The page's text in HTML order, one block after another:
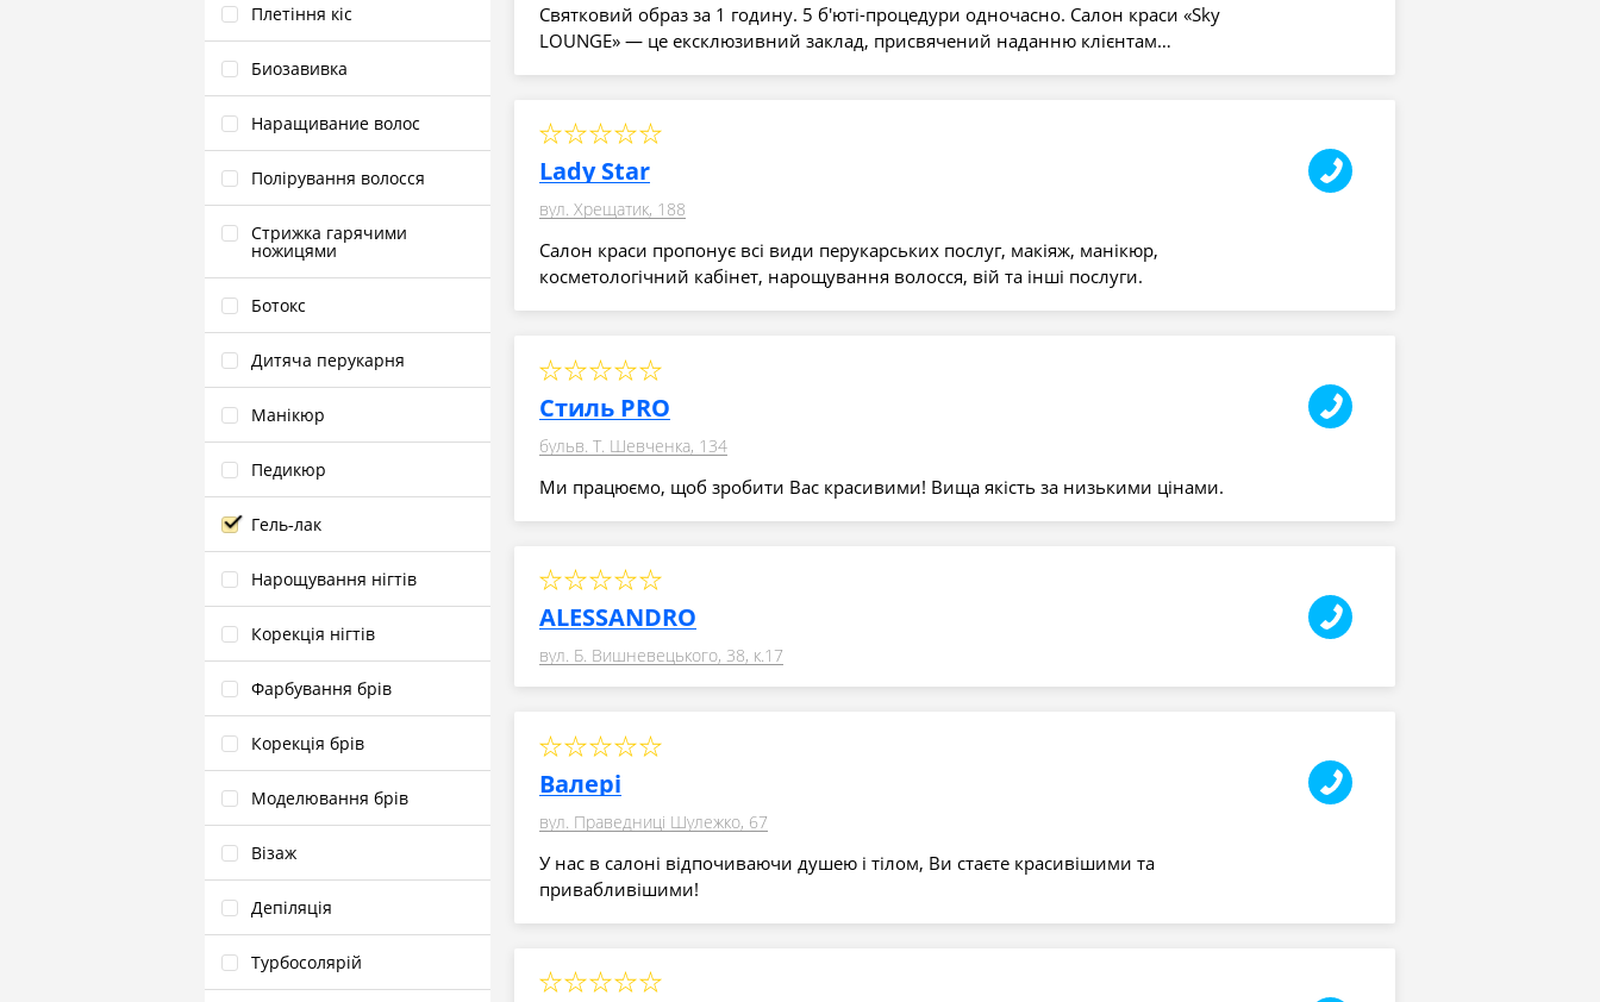
Плетіння кіс
Биозавивка
Наращивание волос
Полірування волосся
Стрижка гарячими
ножицями
Ботокс
Дитяча перукарня
Манікюр
Педикюр
Гель‑лак
Нарощування нігтів
Корекція нігтів
Фарбування брів
Корекція брів
Моделювання брів
Візаж
Депіляція
Турбосолярій
Святковий образ за 1 годину. 5 б'юті-процедури одночасно. Салон краси «Sky
LOUNGE» — це ексклюзивний заклад, присвячений наданню клієнтам…
Lady Star
вул. Хрещатик, 188
Салон краси пропонує всі види перукарських послуг, макіяж, манікюр,
косметологічний кабінет, нарощування волосся, вій та інші послуги.
Стиль PRO
бульв. Т. Шевченка, 134
Ми працюємо, щоб зробити Вас красивими! Вища якість за низькими цінами.
ALESSANDRO
вул. Б. Вишневецького, 38, к.17
Валері
вул. Праведниці Шулежко, 67
У нас в салоні відпочиваючи душею і тілом, Ви стаєте красивішими та
привабливішими!